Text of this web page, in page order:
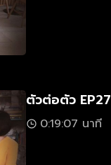
ตัวต่อตัว EP27
0:19:07 นาที